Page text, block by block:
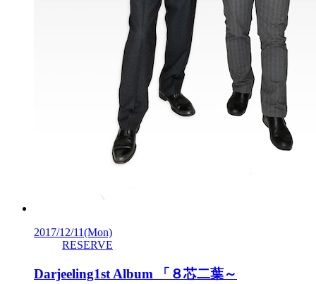
2017/12/11(Mon)
RESERVE
Darjeeling1st Album 「８芯二葉～